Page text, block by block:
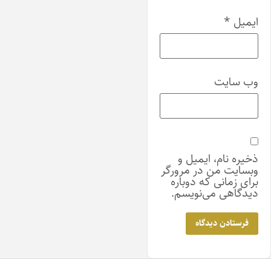
ایمیل*
وب‌ سایت
ذخیره نام، ایمیل و
وبسایت من در مرورگر
برای زمانی که دوباره
دیدگاهی می‌نویسم.